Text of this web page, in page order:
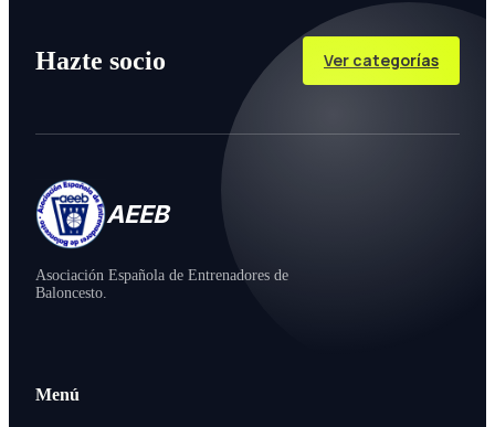
Hazte socio Ver categorías
AEEB
Asociación Española de Entrenadores de
Baloncesto.
Menú